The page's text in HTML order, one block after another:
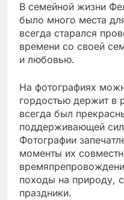
В семейной жизни
было много места
всегда старался
времени со своей
и любовью.
На фотографиях
гордостью держит в
всегда был
поддерживающей
Фотографии
моменты их
походы на природу,
праздники.